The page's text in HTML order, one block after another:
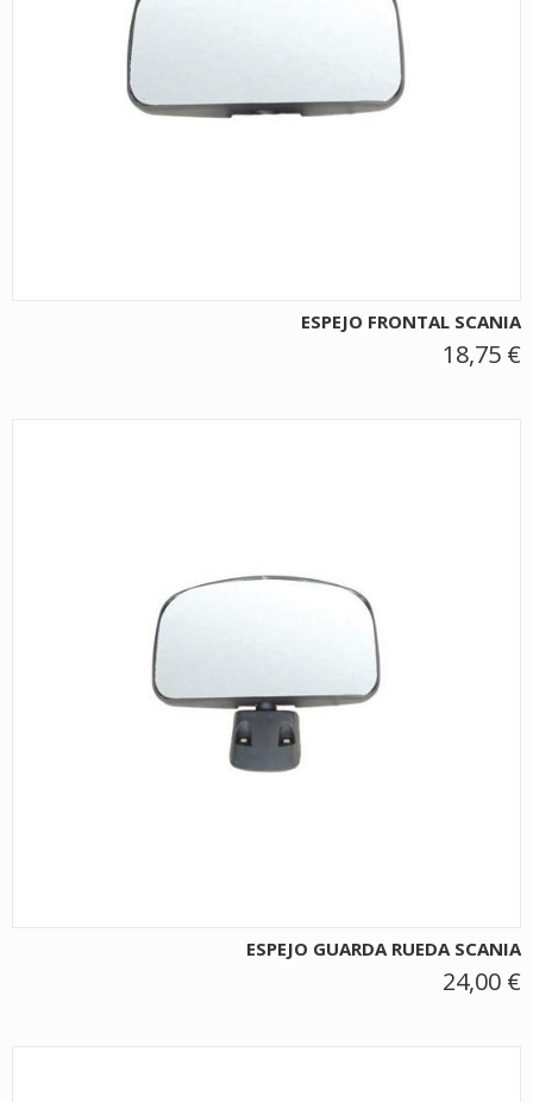
ESPEJO FRONTAL SCANIA
18,75 €
ESPEJO GUARDA RUEDA SCANIA
24,00 €